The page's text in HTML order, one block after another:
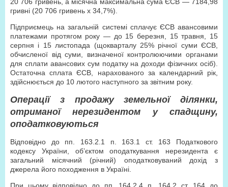
гривні (20 706 гривень х 34,7%).
Підприємець на загальній системі сплачує ЄСВ авансовими
платежами протягом року — до 15 березня, 15 травня, 15
серпня і 15 листопада (щокварталу 25% річної суми ЄСВ,
обчисленої від суми, визначеної контролюючими органами
для сплати авансових сум податку на доходи фізичних осіб).
Остаточна сплата ЄСВ, нарахованого за календарний рік,
здійснюється до 10 лютого наступного за звітним року.
Операції з продажу земельної ділянки,
отриманої нерезидентом у спадщину,
оподатковуються
Відповідно до пп. 163.2.1 п. 163.1 ст. 163 Податкового
кодексу України, об’єктом оподаткування нерезидента є
загальний місячний (річний) оподатковуваний дохід з
джерела його походження в Україні.